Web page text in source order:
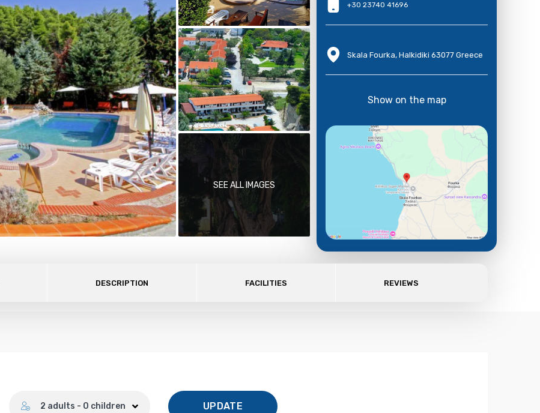
SEE ALL IMAGES
+30 23740 41696
Skala Fourka, Halkidiki 63077 Greece
Show on the map
DESCRIPTION FACILITIES REVIEWS
2 adults - 0 children UPDATE